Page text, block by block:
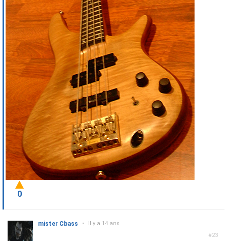
0
#23
mister Cbass • il y a 14 ans